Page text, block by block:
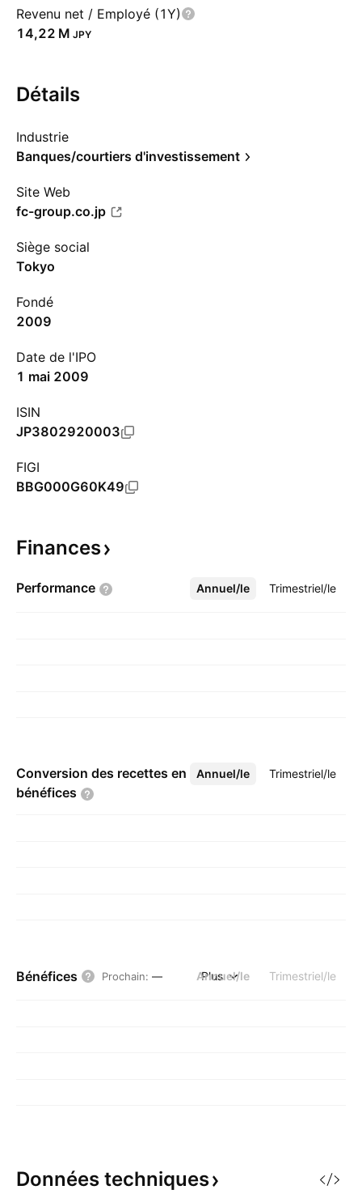
Revenu net / Employé (1Y)
‪14,22 M‬ JPY
Détails
Industrie
Banques/courtiers d'investissement
Site Web
fc-group.co.jp
Siège social
Tokyo
Fondé
2009
Date de l'IPO
1 mai 2009
ISIN
JP3802920003
FIGI
BBG000G60K49
Finances
Performance Annuel/le Trimestriel/le
Plus
Conversion des recettes en
bénéfices
Annuel/le Trimestriel/le
Plus
Bénéfices Prochain: — Annuel/le Trimestriel/le
Plus
Données techniques